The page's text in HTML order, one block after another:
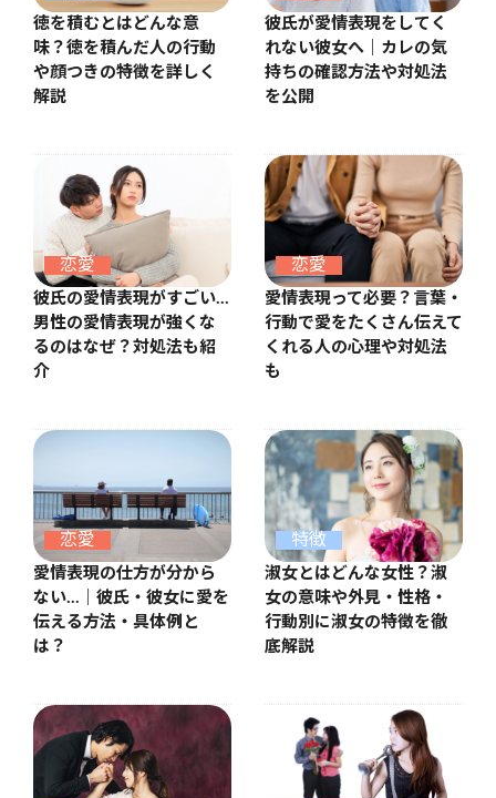
徳を積むとはどんな意
味？徳を積んだ人の行動
や顔つきの特徴を詳しく
解説
彼氏が愛情表現をしてく
れない彼女へ｜カレの気
持ちの確認方法や対処法
を公開
恋愛
彼氏の愛情表現がすごい…
男性の愛情表現が強くな
るのはなぜ？対処法も紹
介
恋愛
愛情表現って必要？言葉・
行動で愛をたくさん伝えて
くれる人の心理や対処法
も
恋愛
愛情表現の仕方が分から
ない…｜彼氏・彼女に愛を
伝える方法・具体例と
は？
特徴
淑女とはどんな女性？淑
女の意味や外見・性格・
行動別に淑女の特徴を徹
底解説